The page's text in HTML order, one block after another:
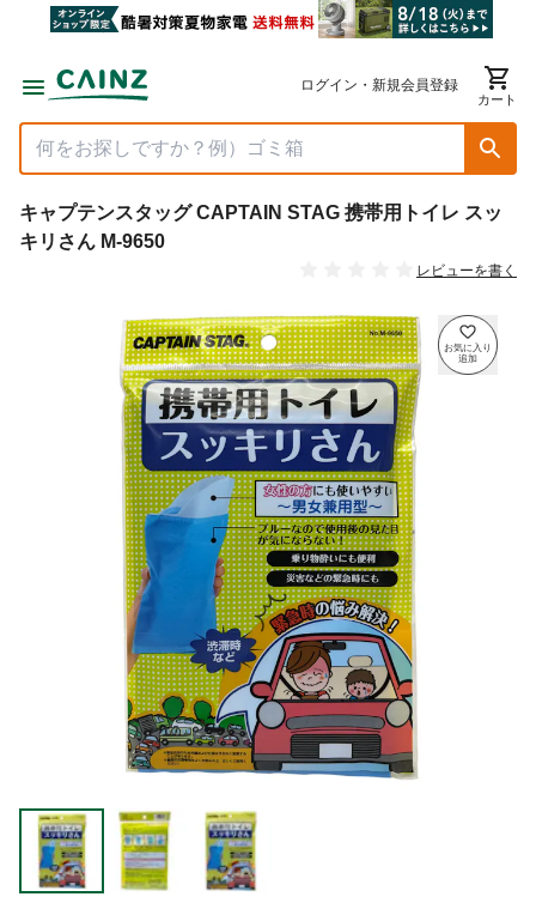
ログイン・新規会員登録
カート
キャプテンスタッグ CAPTAIN STAG 携帯用トイレ スッ
キリさん M-9650
レビューを書く